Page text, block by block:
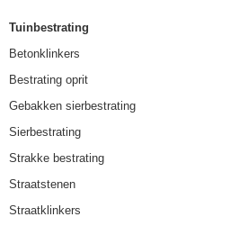
Tuinbestrating
Betonklinkers
Bestrating oprit
Gebakken sierbestrating
Sierbestrating
Strakke bestrating
Straatstenen
Straatklinkers